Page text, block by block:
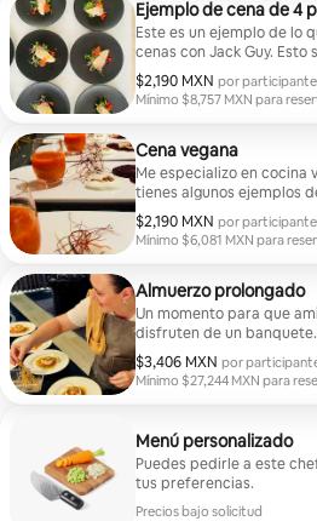
Salsa de queso cheddar
Pastelería Tiramisú
Ejemplo de cena de 4
Este es un ejemplo de lo
cenas con Jack Guy.
necesidades dietéticas. Empezar Brie batido - Miel de
arbusto - Tomillo Aceitunas Alcaparras Focaccia
Entree Ñoquis Dumpling de ricotta - Salsa romesco -
añejo con jugo de vino tinto Papas gratinadas - Hongos
ostra Pastelería Cheesecake vasco - Jus de arándanos
- Tierra de chocolate I
$2,190 MXN por participante
$2,190 MXN por participante
Mínimo $8,757 MXN para
Cena vegana
Me especializo en cocina
tienes algunos ejemplos
disfrutar, ya sea para 2 o para
Arroz para paella crujiente, Paté de hongos
Ximénez, Jugo de tomate Entree Risotto de pimentón,
Meno Tofu especiado a la parrilla, jus de pepino y
remolacha ahumada, crema de
Calabaza moscada,
holandesas, sirope de
Pastelería Brownie de chocolate salado - Tierra de
chocolate - Sorbete de
$2,190 MXN por participante
$2,190 MXN por participante
Mínimo $6,081 MXN para
Almuerzo prolongado
Un momento para que
disfruten de un banquete. Empezar Paté de hígado de
pollo - Vinagre balsámico
en codillo de jamón con panceta Brie al
arbusto - Tomillo Focaccia - Remolacha y vinagre
Meno Paletilla de cordero de Salt Bush - Puré de apio
nabo - Enoki Bistec a la florentina - Pollo
- Mantequilla de limón Papas asadas - Zanahorias
holandesas Verdes de temporada Pastelería Tiramisú
$3,406 MXN por
$3,406 MXN por participante
Mínimo $27,244 MXN para
Menú personalizado
Puedes pedirle a este
tus preferencias.
Precios bajo solicitud